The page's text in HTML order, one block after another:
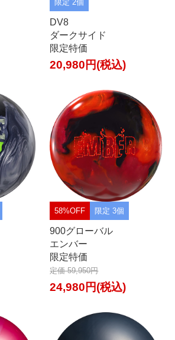
限定 2個
DV8
ダークサイド
限定特価
20,980円(税込)
58%OFF 限定 3個
900グローバル
エンバー
限定特価
定価 59,950円
24,980円(税込)